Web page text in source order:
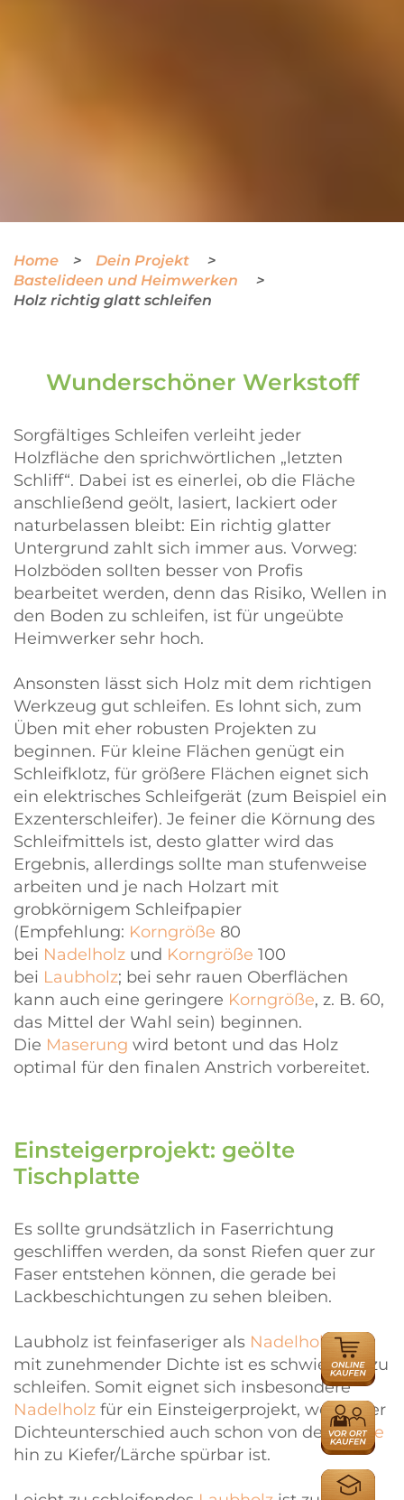
Home
Dein Projekt
Bastelideen und Heimwerken
Holz richtig glatt schleifen
Wunderschöner Werkstoff
Sorgfältiges Schleifen verleiht jeder
Holzfläche den sprichwörtlichen „letzten
Schliff“. Dabei ist es einerlei, ob die Fläche
anschließend geölt, lasiert, lackiert oder
naturbelassen bleibt: Ein richtig glatter
Untergrund zahlt sich immer aus. Vorweg:
Holzböden sollten besser von Profis
bearbeitet werden, denn das Risiko, Wellen in
den Boden zu schleifen, ist für ungeübte
Heimwerker sehr hoch.
Ansonsten lässt sich Holz mit dem richtigen
Werkzeug gut schleifen. Es lohnt sich, zum
Üben mit eher robusten Projekten zu
beginnen. Für kleine Flächen genügt ein
Schleifklotz, für größere Flächen eignet sich
ein elektrisches Schleifgerät (zum Beispiel ein
Exzenterschleifer). Je feiner die Körnung des
Schleifmittels ist, desto glatter wird das
Ergebnis, allerdings sollte man stufenweise
arbeiten und je nach Holzart mit
grobkörnigem Schleifpapier
(Empfehlung: Korngröße 80
bei Nadelholz und Korngröße 100
bei Laubholz; bei sehr rauen Oberflächen
kann auch eine geringere Korngröße, z. B. 60,
das Mittel der Wahl sein) beginnen.
Die Maserung wird betont und das Holz
optimal für den finalen Anstrich vorbereitet.
Einsteigerprojekt: geölte
Tischplatte
Es sollte grundsätzlich in Faserrichtung
geschliffen werden, da sonst Riefen quer zur
Faser entstehen können, die gerade bei
Lackbeschichtungen zu sehen bleiben.
Laubholz ist feinfaseriger als Nadelholz und
mit zunehmender Dichte ist es schwieriger zu
schleifen. Somit eignet sich insbesondere
Nadelholz für ein Einsteigerprojekt, wobei der
Dichteunterschied auch schon von derFichte
hin zu Kiefer/Lärche spürbar ist.
ONLINE